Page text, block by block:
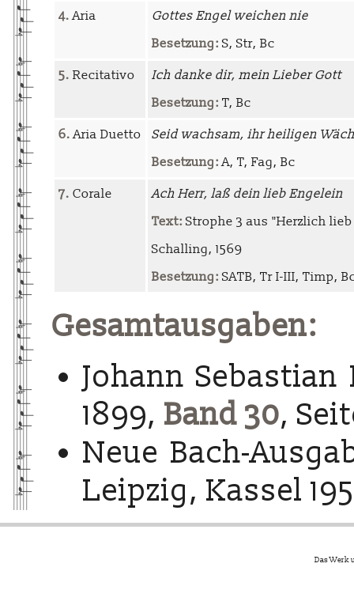
4.Aria
Gottes Engel weichen nie
Besetzung: S, Str, Bc
5. Recitativo
Ich danke dir, mein Lieber Gott
Besetzung: T, Bc
6.Aria Duetto
Seid wachsam, ihr heiligen
Besetzung:A, T, Fag, Bc
7. Corale
Ach Herr, laß dein lieb Engelein
Text: Strophe 3 aus "Herzlich
Schalling, 1569
Besetzung: SATB, Tr I-III, Timp,
Gesamtausgaben:
Johann Sebastian
1899, Band 30,
Neue Bach-
Leipzig, Kassel
Das Werk